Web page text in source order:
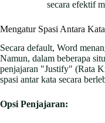
secara efektif
Mengatur Spasi Antara
Secara default, Word
Namun, dalam beberapa
penjajaran "Justify" (Rata
spasi antar kata secara
Opsi Penjajaran: